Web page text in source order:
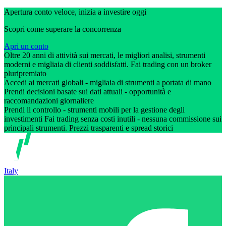
Apertura conto veloce, inizia a investire oggi
Scopri come superare la concorrenza
Apri un conto
Oltre 20 anni di attività sui mercati, le migliori analisi, strumenti
moderni e migliaia di clienti soddisfatti. Fai trading con un broker
pluripremiato
Accedi ai mercati globali - migliaia di strumenti a portata di mano
Prendi decisioni basate sui dati attuali - opportunità e
raccomandazioni giornaliere
Prendi il controllo - strumenti mobili per la gestione degli
investimenti Fai trading senza costi inutili - nessuna commissione sui
principali strumenti. Prezzi trasparenti e spread storici
Italy